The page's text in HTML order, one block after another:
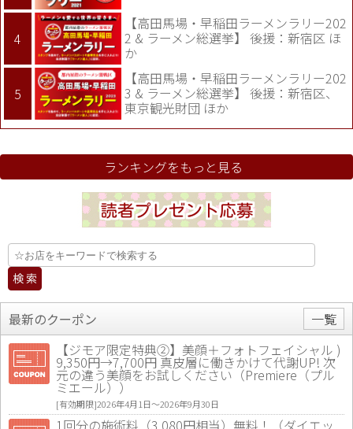
【高田馬場・早稲田ラーメンラリー202
2 & ラーメン総選挙】 後援：新宿区 ほ
か
【高田馬場・早稲田ラーメンラリー202
3 & ラーメン総選挙】 後援：新宿区、
東京観光財団 ほか
ランキングをもっと見る
最新のクーポン
一覧
【ジモア限定特典②】美顔＋フォトフェイシャル )
9,350円→7,700円 真皮層に働きかけて代謝UP! 次
元の違う美顔をお試しください（Premiere（プル
ミエール））
[有効期限]2026年4月1日〜2026年9月30日